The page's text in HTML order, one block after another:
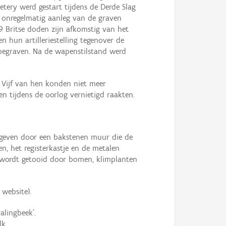
werd gestart tijdens de Derde Slag
aanleg van de graven
Britse doden zijn afkomstig van het
hun artilleriestelling tegenover de
Na de wapenstilstand werd
van hen konden niet meer
tijdens de oorlog vernietigd raakten.
door een bakstenen muur die de
het registerkastje en de metalen
getooid door bomen, klimplanten